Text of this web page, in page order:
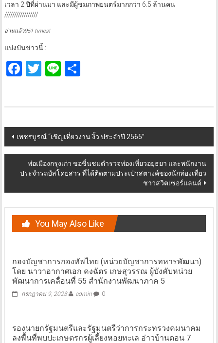
เวลา 2 ปีที่ผ่านมา และมีผู้ชมภาพยนตร์มากกว่า 6.5 ล้านคน
/////////////////
อ่านแล้ว951 times!
แบ่งปันข่าวนี้ :
Facebook
Twitter
LineShare
Post
navigation
เพชรบูรณ์ “เชิญเที่ยวงาน งิ้ว ประจำปี 2565”
พ่อเมืองกรุงเก่า ขอชื่นชมตำรวจท่องเที่ยวอยุธยา และพนักงาน
ประจำรถบัสโดยสาร ที่ได้ติดตามประเป๋าสตางค์ของนักท่องเที่ยว
ชาวสวิตเซอร์แลนด์
You May Also Like
กองบัญชาการกองทัพไทย (หน่วยบัญชาการทหารพัฒนา)
โดย นาวาอากาศเอก คงฉัตร เกษสุวรรณ ผู้บังคับหน่วย
พัฒนาการเคลื่อนที่ 55 สำนักงานพัฒนาภาค 5
กรกฎาคม 9, 2023 admin 0
รองนายกรัฐมนตรีและรัฐมนตรีว่าการกระทรวงคมนาคม
ลงพื้นที่พบปะเกษตรกรผู้เลี้ยงหอยทะเล อ่าวบ้านดอน 7